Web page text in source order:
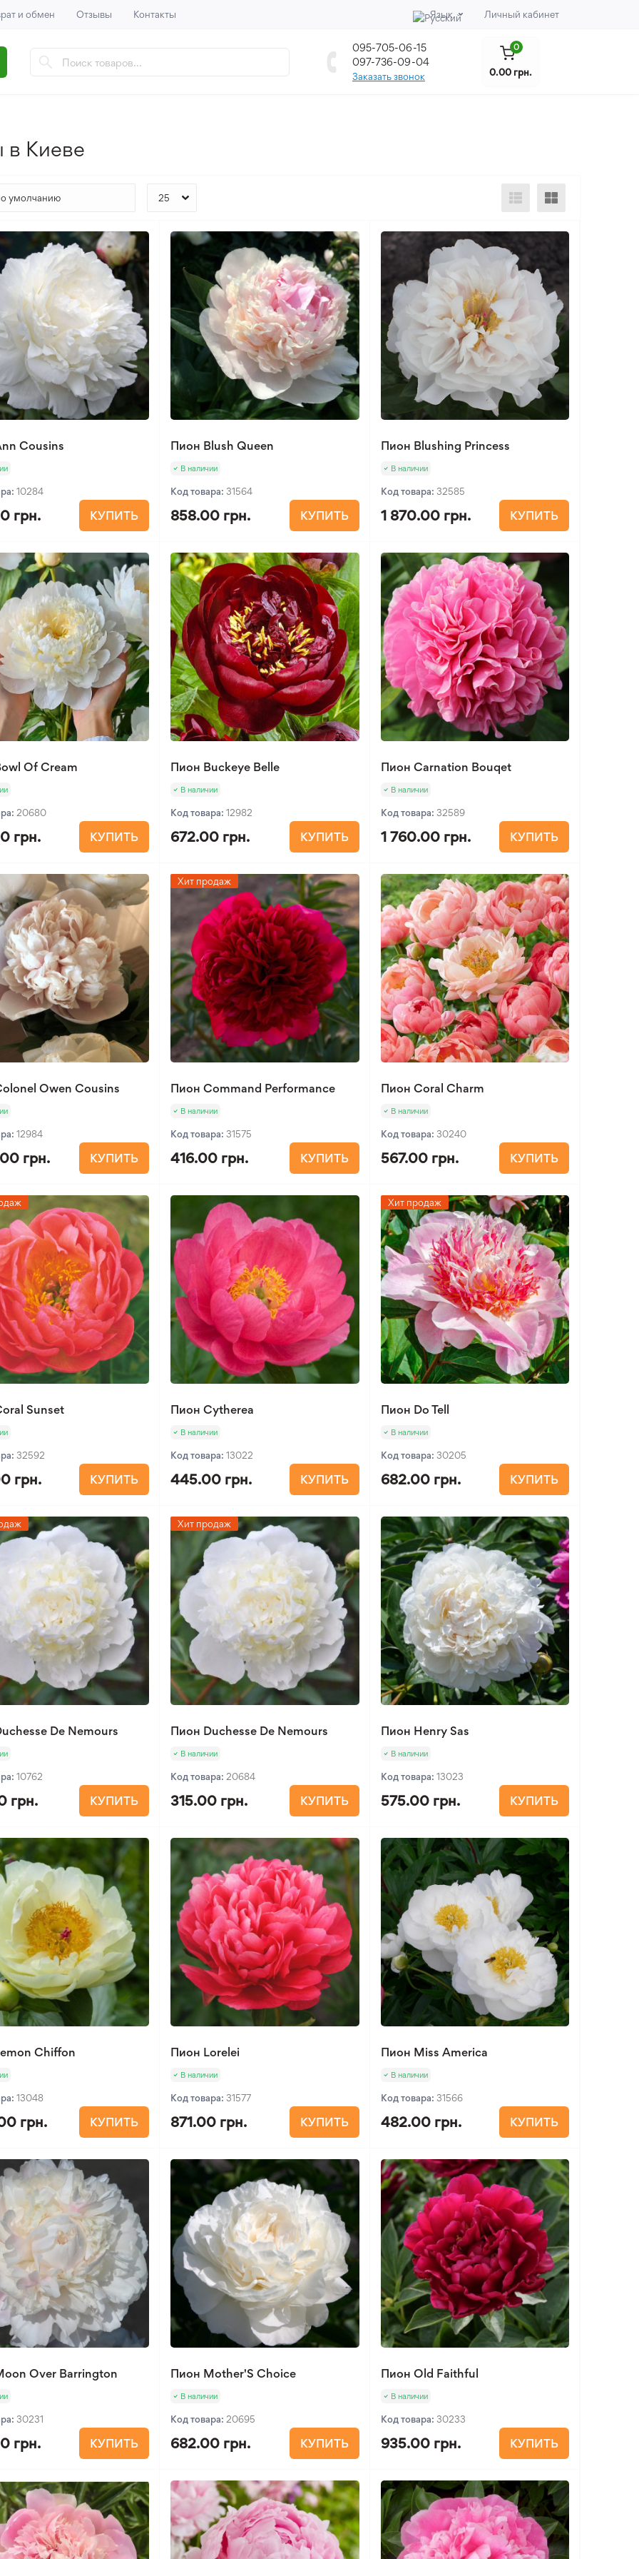
и обмен Отзывы Контакты Язык Личный кабинет
095-705-06-15
097-736-09-04
Заказать звонок
0
0.00 грн.
в Киеве
Cousins
10284
грн. КУПИТЬ
Пион Blush Queen
В наличии
Код товара:31564
858.00 грн. КУПИТЬ
Пион Blushing Princess
В наличии
Код товара: 32585
1 870.00 грн. КУПИТЬ
Of Cream
20680
грн. КУПИТЬ
Пион Buckeye Belle
В наличии
Код товара:12982
672.00 грн. КУПИТЬ
Пион Carnation Bouqet
В наличии
Код товара: 32589
1 760.00 грн. КУПИТЬ
Owen Cousins
12984
грн. КУПИТЬ
Хит продаж
Пион Command Performance
В наличии
Код товара:31575
416.00 грн. КУПИТЬ
Пион Coral Charm
В наличии
Код товара: 30240
567.00 грн. КУПИТЬ
Sunset
32592
грн. КУПИТЬ
Пион Cytherea
В наличии
Код товара:13022
445.00 грн. КУПИТЬ
Хит продаж
Пион Do Tell
В наличии
Код товара: 30205
682.00 грн. КУПИТЬ
De Nemours
10762
грн. КУПИТЬ
Хит продаж
Пион Duchesse De Nemours
В наличии
Код товара: 20684
315.00 грн. КУПИТЬ
Пион Henry Sas
В наличии
Код товара: 13023
575.00 грн. КУПИТЬ
Chiffon
13048
грн. КУПИТЬ
Пион Lorelei
В наличии
Код товара:31577
871.00 грн. КУПИТЬ
Пион Miss America
В наличии
Код товара: 31566
482.00 грн. КУПИТЬ
Over Barrington
30231
грн. КУПИТЬ
Пион Mother'S Choice
В наличии
Код товара: 20695
682.00 грн. КУПИТЬ
Пион Old Faithful
В наличии
Код товара: 30233
935.00 грн. КУПИТЬ